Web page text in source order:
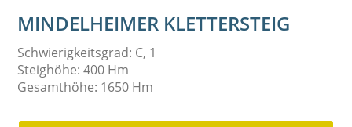
MINDELHEIMER KLETTERSTEIG
Schwierigkeitsgrad: C, 1
Steighöhe: 400 Hm
Gesamthöhe: 1650 Hm